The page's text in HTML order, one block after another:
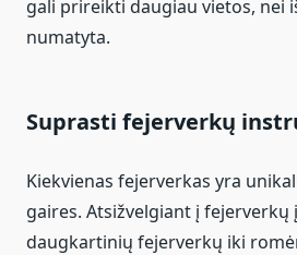
gali prireikti daugiau vietos, nei
numatyta.
Suprasti fejerverkų
Kiekvienas fejerverkas yra
gaires. Atsižvelgiant į fejerverkų
daugkartinių fejerverkų iki